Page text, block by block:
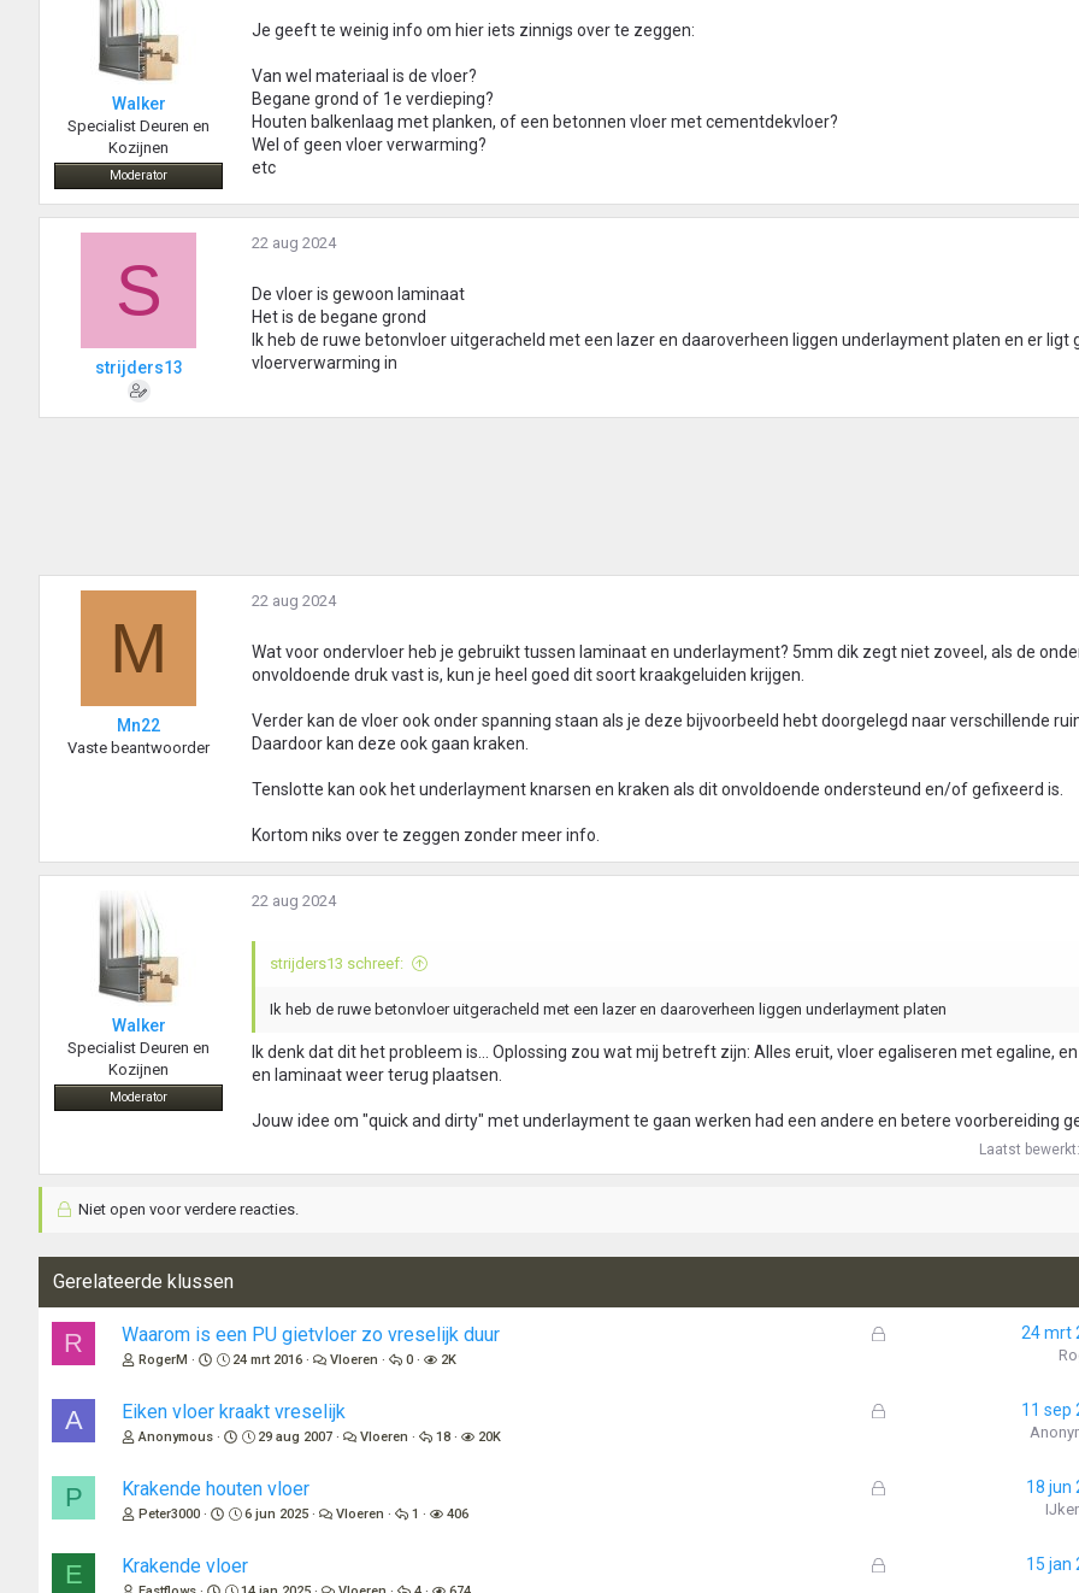
Walker
Specialist Deuren en
Kozijnen
Moderator
Je geeft te weinig info om hier iets zinnigs over te zeggen:
Van wel materiaal is de vloer?
Begane grond of 1e verdieping?
Houten balkenlaag met planken, of een betonnen vloer met cementdekvloer?
Wel of geen vloer verwarming?
etc
S
strijders13
22 aug 2024
De vloer is gewoon laminaat
Het is de begane grond
Ik heb de ruwe betonvloer uitgeracheld met een lazer en daaroverheen liggen underlayment platen en er ligt
vloerverwarming in
M
Mn22
Vaste beantwoorder
22 aug 2024
Wat voor ondervloer heb je gebruikt tussen laminaat en underlayment? 5mm dik zegt niet zoveel, als de
onvoldoende druk vast is, kun je heel goed dit soort kraakgeluiden krijgen.
Verder kan de vloer ook onder spanning staan als je deze bijvoorbeeld hebt doorgelegd naar verschillende
Daardoor kan deze ook gaan kraken.
Tenslotte kan ook het underlayment knarsen en kraken als dit onvoldoende ondersteund en/of gefixeerd is.
Kortom niks over te zeggen zonder meer info.
Walker
Specialist Deuren en
Kozijnen
Moderator
22 aug 2024
strijders13 schreef:
Ik heb de ruwe betonvloer uitgeracheld met een lazer en daaroverheen liggen underlayment platen
Ik denk dat dit het probleem is... Oplossing zou wat mij betreft zijn: Alles eruit, vloer egaliseren met egaline,
en laminaat weer terug plaatsen.
Jouw idee om "quick and dirty" met underlayment te gaan werken had een andere en betere voorbereiding
Laatst bewerkt:
Niet open voor verdere reacties.
Gerelateerde klussen
R
G
o
n
Waarom is een PU gietvloer zo vreselijk duur
RogerM 24 mrt 2016 Vloeren 0 2K
24 mrt
A
G
o
n
Eiken vloer kraakt vreselijk
Anonymous 29 aug 2007 Vloeren 18 20K
11 sep
P
G
o
Krakende houten vloer
Peter3000 6 jun 2025 Vloeren 1 406
18 jun
E
G
Krakende vloer 15 jan